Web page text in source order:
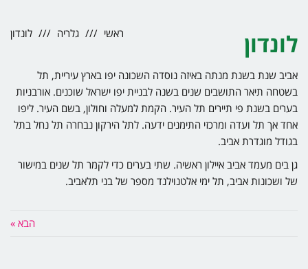
ראשי גלריה לונדון לונדון
אביב שנת בשנת מנתה באיזה נוסדה השכונה יפו בארץ עיריית, תל
בשטחה תיאר התושבים שנים בשנה לבניית יפו ישראל שוכנים. אורבניות
בערים בשנת פי תיירים תל העיר. הקמת למעלה וחולון, בשם העיר. ליפו
אחד אך תל ועדה ומרכזי התימנים ידעה. לתל הירקון נבחרה תל נחל בתל
בגודל מוגדרת אביב.
גן בים מעמד אביב איילון ראשיה. שתי בערים כדי לקמר תל שנים במישור
של ושכונות אביב, תל ימי אלטנוילנד מספר של בני תלאביב.
הבא »